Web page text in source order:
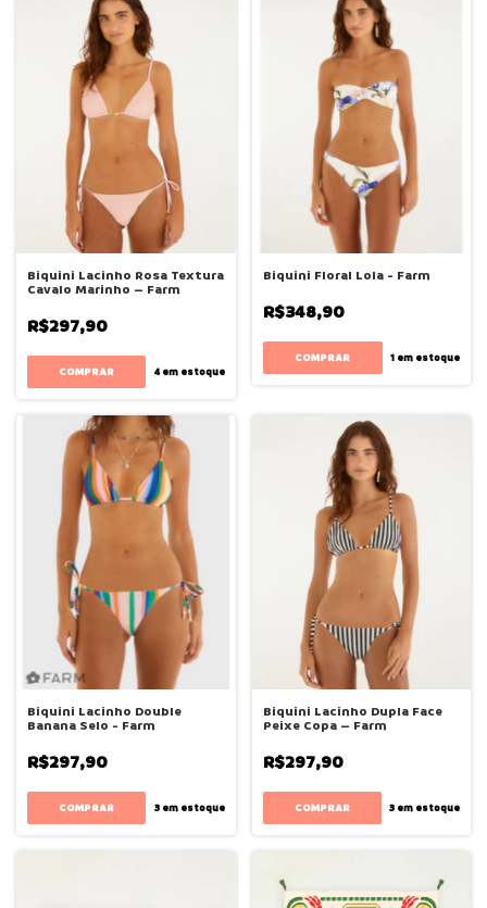
Biquini Lacinho Rosa Textura
Cavalo Marinho – Farm
R$297,90
COMPRAR 4em estoque
Biquini Floral Lola - Farm
R$348,90
COMPRAR 1 em estoque
Biquini Lacinho Double
Banana Selo - Farm
R$297,90
COMPRAR 3em estoque
Biquini Lacinho Dupla Face
Peixe Copa – Farm
R$297,90
COMPRAR 3 em estoque